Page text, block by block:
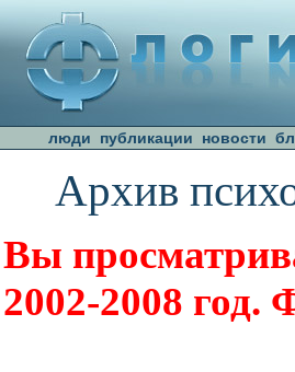
люди публикации новости
Архив
Вы
2002-2008 год.